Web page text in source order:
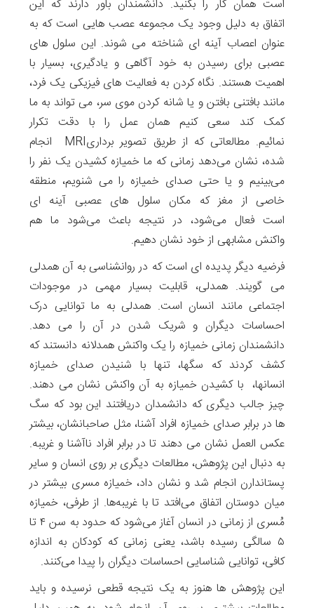
است همان کار را بکنید. دانشمندان باور دارند که این
اتفاق به دلیل وجود یک مجموعه‌ عصب هایی است که به
عنوان اعصاب آینه‌ ای شناخته می شوند. این سلول های
عصبی برای رسیدن به خود آگاهی و یادگیری، بسیار با
اهمیت هستند. نگاه کردن به فعالیت های فیزیکی یک فرد،
مانند بافتنی بافتن و یا شانه کردن موی سر، می تواند به ما
کمک کند سعی کنیم همان عمل را با دقت تکرار
نمائیم. مطالعاتی که از طریق تصویر برداریMRI انجام
شده، نشان می‌دهد زمانی که ما خمیازه کشیدن یک نفر را
می‌بینیم و یا حتی صدای خمیازه‌ را می شنویم، منطقه
خاصی از مغز که مکان سلول های عصبی آینه ای
است فعال می‌شود، در نتیجه باعث می‌شود ما هم
واکنش مشابهی از خود نشان دهیم.
فرضیه دیگر پدیده ای است که در روانشناسی به آن همدلی
می گویند. همدلی، قابلیت بسیار مهمی در موجودات
اجتماعی مانند انسان است. همدلی به ما توانایی درک
احساسات دیگران و شریک شدن در آن را می دهد.
دانشمندان زمانی خمیازه را یک واکنش همدلانه دانستند که
کشف کردند که سگها، تنها با شنیدن صدای خمیازه
انسانها، با کشیدن خمیازه به آن واکنش نشان می دهند.
چیز جالب دیگری که دانشمدان دریافتند این بود که سگ
ها در برابر صدای خمیازه افراد آشنا، مثل صاحبانشان، بیشتر
عکس العمل نشان می دهند تا در برابر افراد ناآشنا و غریبه.
به دنبال این پژوهش، مطالعات دیگری بر روی انسان و سایر
پستاندارن انجام شد و نشان داد، خمیازه مسری بیشتر در
میان دوستان اتفاق می‌افتد تا با غریبه‌ها. از طرفی، خمیازه
مُسری از زمانی در انسان آغاز می‌شود که حدود به سن ۴ تا
۵ سالگی رسیده باشد، یعنی زمانی که کودکان به اندازه
کافی، توانایی شناسایی احساسات دیگران را پیدا می‌کنند.
این پژوهش ها هنوز به یک نتیجه قطعی نرسیده و باید